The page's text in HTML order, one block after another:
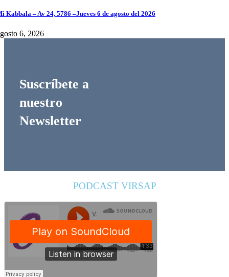
Kabbala – Av 24, 5786 –Jueves 6 de agosto del 2026
6, 2026
Suscríbete a
nuestro
Newsletter
PODCAST VIRSAP